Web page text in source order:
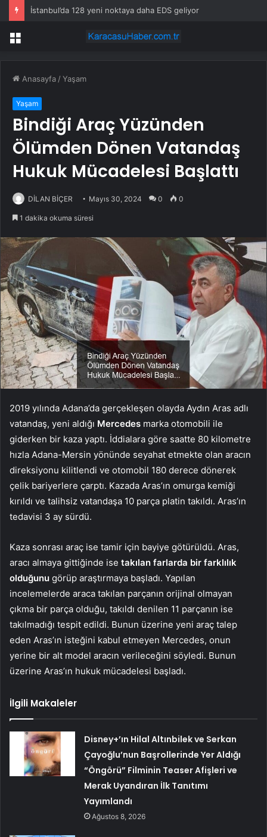
İstanbul’da 128 yeni noktaya daha EDS geliyor
Menü
Anasayfa /Yaşam
Yaşam
Bindiği Araç Yüzünden
Ölümden Dönen Vatandaş
Hukuk Mücadelesi Başlattı
DİLAN BİÇER Mayıs 30, 2024 0 0
1 dakika okuma süresi
2019 yılında Adana’da gerçekleşen olayda Aydın Aras adlı
vatandaş, yeni aldığı Mercedes marka otomobili ile
giderken bir kaza yaptı. İddialara göre saatte 80 kilometre
hızla Adana-Mersin yönünde seyahat etmekte olan aracın
direksiyonu kilitlendi ve otomobil 180 derece dönerek
çelik bariyerlere çarptı. Kazada Aras’ın omurga kemiği
kırıldı ve talihsiz vatandaşa 10 parça platin takıldı. Aras’ın
tedavisi 3 ay sürdü.
Kaza sonrası araç ise tamir için bayiye götürüldü. Aras,
aracı almaya gittiğinde ise takılan farlarda bir farklılık
olduğunu görüp araştırmaya başladı. Yapılan
incelemelerde araca takılan parçanın orijinal olmayan
çıkma bir parça olduğu, takıldı denilen 11 parçanın ise
takılmadığı tespit edildi. Bunun üzerine yeni araç talep
eden Aras’ın isteğini kabul etmeyen Mercedes, onun
yerine bir alt model aracın verileceğini söyledi. Bunun
üzerine Aras’ın hukuk mücadelesi başladı.
İlgili Makaleler
Disney+’ın Hilal Altınbilek ve Serkan
Çayoğlu’nun Başrollerinde Yer Aldığı
“Öngörü” Filminin Teaser Afişleri ve
Merak Uyandıran İlk Tanıtımı
Yayımlandı
Ağustos 8, 2026